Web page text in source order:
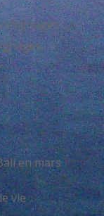
en mars
vie